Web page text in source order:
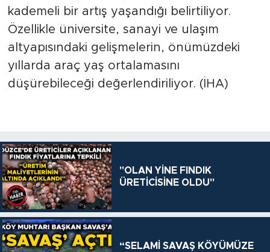
kademeli bir artış yaşandığı belirtiliyor.
Özellikle üniversite, sanayi ve ulaşım
altyapısındaki gelişmelerin, önümüzdeki
yıllarda araç yaş ortalamasını
düşürebileceği değerlendiriliyor. (İHA)
"OLAN YİNE FINDIK
ÜRETİCİSİNE OLDU"
“SELAMİ SAVAŞ KÖYÜMÜZE